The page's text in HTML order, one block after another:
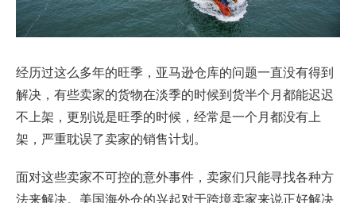
经历过这么多年的旺季，亚马逊仓库的问题一直没有得到
解决，有些卖家的货物在淡季的时候到货半个月都能迟迟
不上架，更别说是旺季的时候，经常是一个月都没有上
架，严重耽误了卖家的销售计划。
面对这些卖家不可控的意外事件，卖家们只能寻找各种方
法来解决。美国海外仓的兴起对于跨境卖家来说正好解决